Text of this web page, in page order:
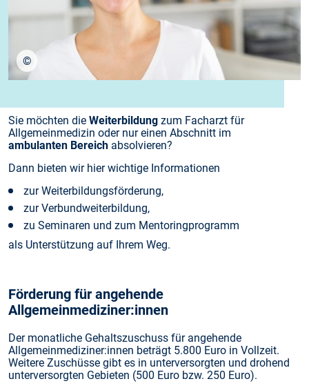
©
stock.adobe.com/JackF
Sie möchten die Weiterbildung zum Facharzt für
Allgemeinmedizin oder nur einen Abschnitt im
ambulanten Bereich absolvieren?
Dann bieten wir hier wichtige Informationen
zur Weiterbildungsförderung,
zur Verbundweiterbildung,
zu Seminaren und zum Mentoringprogramm
als Unterstützung auf Ihrem Weg.
Förderung für angehende
Allgemeinmediziner:innen
Der monatliche Gehaltszuschuss für angehende
Allgemeinmediziner:innen beträgt 5.800 Euro in Vollzeit.
Weitere Zuschüsse gibt es in unterversorgten und drohend
unterversorgten Gebieten (500 Euro bzw. 250 Euro).